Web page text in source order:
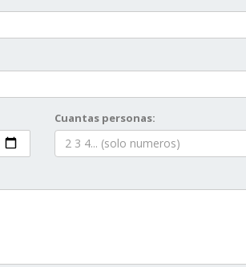
Cuantas personas: